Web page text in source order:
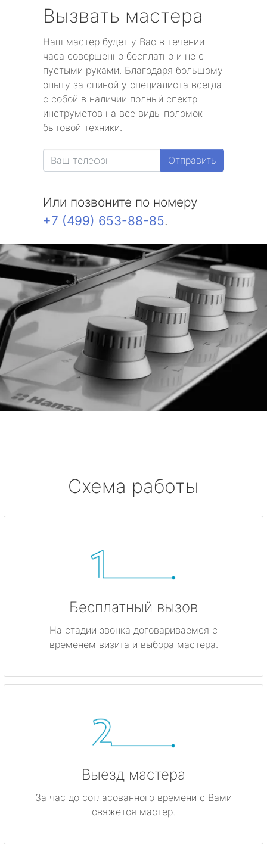
Вызвать мастера
Наш мастер будет у Вас в течении
часа совершенно бесплатно и не с
пустыми руками. Благодаря большому
опыту за спиной у специалиста всегда
с собой в наличии полный спектр
инструметов на все виды поломок
бытовой техники.
Отправить
Или позвоните по номеру
+7 (499) 653-88-85.
Схема работы
Бесплатный вызов
На стадии звонка договариваемся с
временем визита и выбора мастера.
Выезд мастера
За час до согласованного времени с Вами
свяжется мастер.